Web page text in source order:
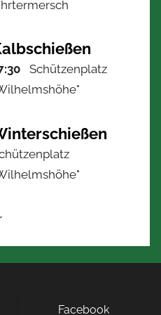
Schützenplatz
Facebook